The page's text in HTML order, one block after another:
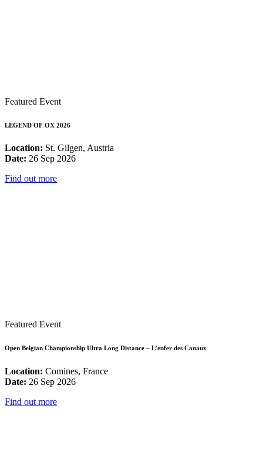
Featured Event
LEGEND OF OX 2026
Location: St. Gilgen, Austria
Date: 26 Sep 2026
Find out more
Featured Event
Open Belgian Championship Ultra Long Distance – L’enfer des Canaux
Location: Comines, France
Date: 26 Sep 2026
Find out more